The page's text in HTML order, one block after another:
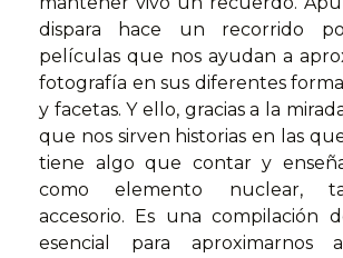
dispara hace un recorrido
películas que nos ayudan a
fotografía en sus diferentes
y facetas. Y ello, gracias a la
que nos sirven historias en las
tiene algo que contar y
como elemento nuclear,
accesorio. Es una compilación
esencial para aproximarnos